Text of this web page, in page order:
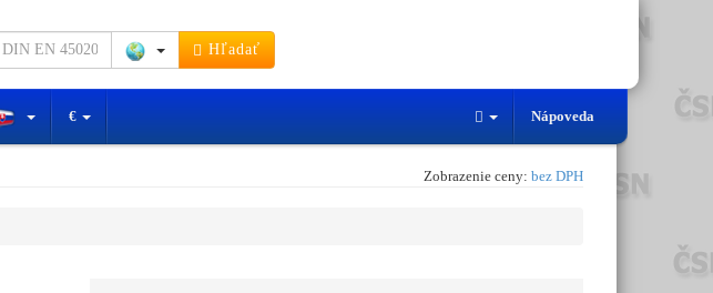
Hľadať
€ Nápoveda
Zobrazenie ceny: bez DPH